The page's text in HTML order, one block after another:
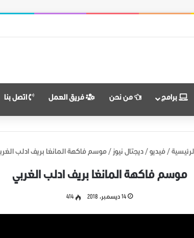
الهدف
برامج من نحن فريق العمل اتصل بنا
/ فيديو / ديجتال نيوز / موسم فاكهة المانغا بريف ادلب
موسم فاكهة المانغا بريف ادلب الغربي
14 ديسمبر، 2018 414